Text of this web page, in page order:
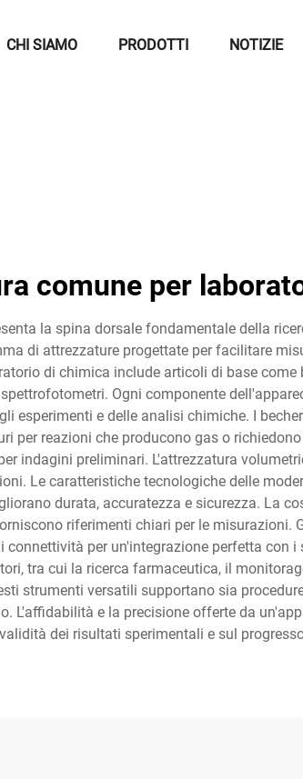
CHI SIAMO PRODOTTI NOTIZIE
comune per
la spina dorsale fondamentale della
di attrezzature progettate per facilitare
di chimica include articoli di base come
Ogni componente
esperimenti e delle analisi chimiche. I
per reazioni che producono gas o
indagini preliminari. L'attrezzatura
Le caratteristiche tecnologiche delle
durata, accuratezza e sicurezza. La
riferimenti chiari per le
per un'integrazione perfetta con
tra cui la ricerca farmaceutica, il
strumenti versatili supportano sia
L'affidabilità e la precisione offerte da
dei risultati sperimentali e sul